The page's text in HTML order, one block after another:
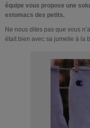
équipe vous propose une
estomacs des petits.
Ne nous dites pas que vous
était bien avec sa jumelle à la